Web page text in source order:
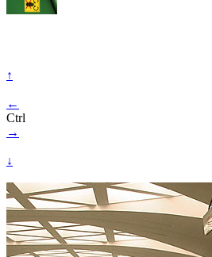
↑
←
Ctrl
→
↓